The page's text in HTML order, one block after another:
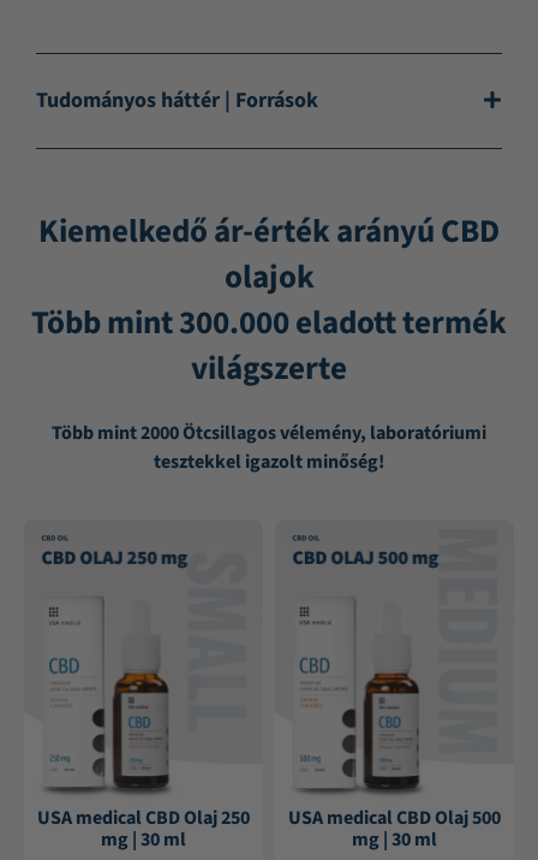
Tudományos háttér | Források
Kiemelkedő ár-érték arányú CBD
olajok
Több mint 300.000 eladott termék
világszerte
Több mint 2000 Ötcsillagos vélemény, laboratóriumi
tesztekkel igazolt minőség!
USA medical CBD Olaj 250
mg | 30 ml
USA medical CBD Olaj 500
mg | 30 ml